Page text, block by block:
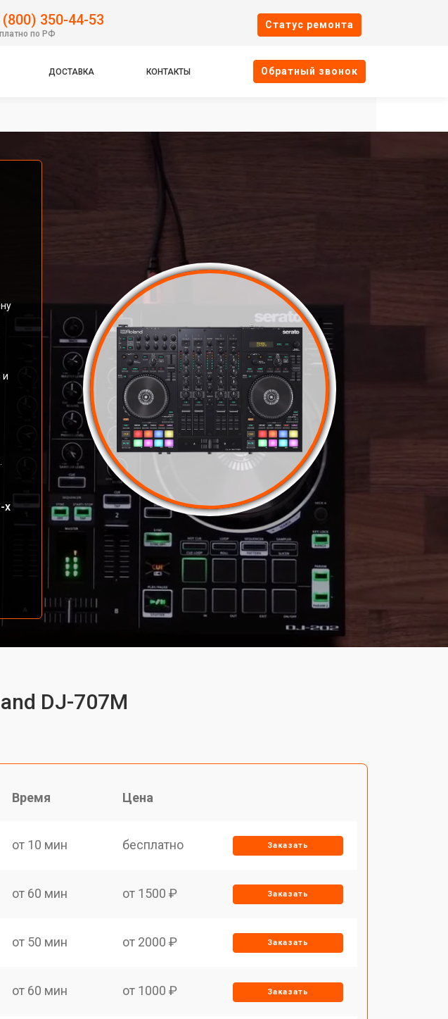
(800) 350-44-53
по РФ
Cтатус ремонта
ДОСТАВКА КОНТАКТЫ Oбратный звонок
и
х
DJ-707M
Время Цена
от 10 мин бесплатно Заказать
от 60 мин от 1500 ₽ Заказать
от 50 мин от 2000 ₽ Заказать
от 60 мин от 1000 ₽ Заказать